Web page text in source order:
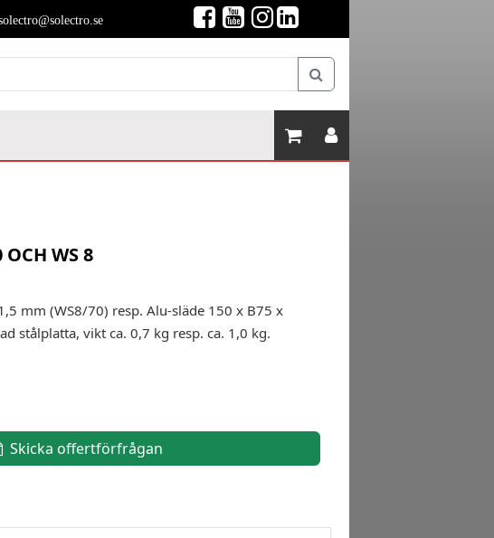
OCH WS 8
mm (WS8/70) resp. Alu-släde 150 x B75 x
stålplatta, vikt ca. 0,7 kg resp. ca. 1,0 kg.
Skicka offertförfrågan